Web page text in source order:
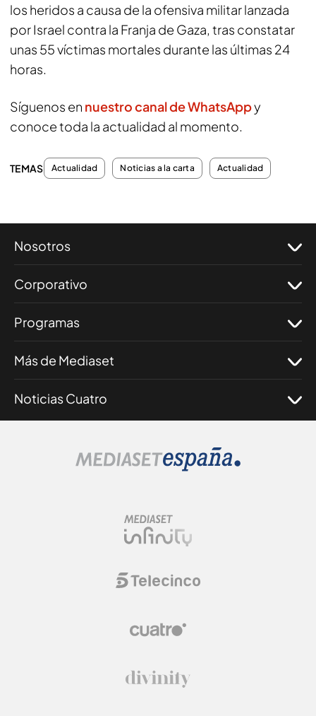
los heridos a causa de la ofensiva militar lanzada
por Israel contra la Franja de Gaza, tras constatar
unas 55 víctimas mortales durante las últimas 24
horas.
Síguenos en nuestro canal de WhatsAppy
conoce toda la actualidad al momento.
TEMAS Actualidad Noticias a la carta Actualidad
Nosotros
Corporativo
Programas
Más de Mediaset
Noticias Cuatro